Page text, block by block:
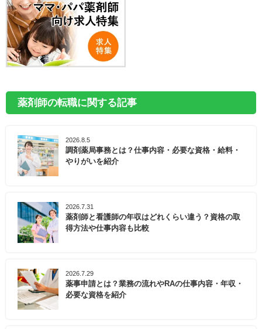
薬剤師の転職に関する記事
2026.8.5
調剤薬局事務とは？仕事内容・必要な資格・給料・
やりがいを紹介
2026.7.31
薬剤師と看護師の年収はどれくらい違う？資格の取
得方法や仕事内容も比較
2026.7.29
薬事申請とは？業務の流れやRAの仕事内容・年収・
必要な資格を紹介